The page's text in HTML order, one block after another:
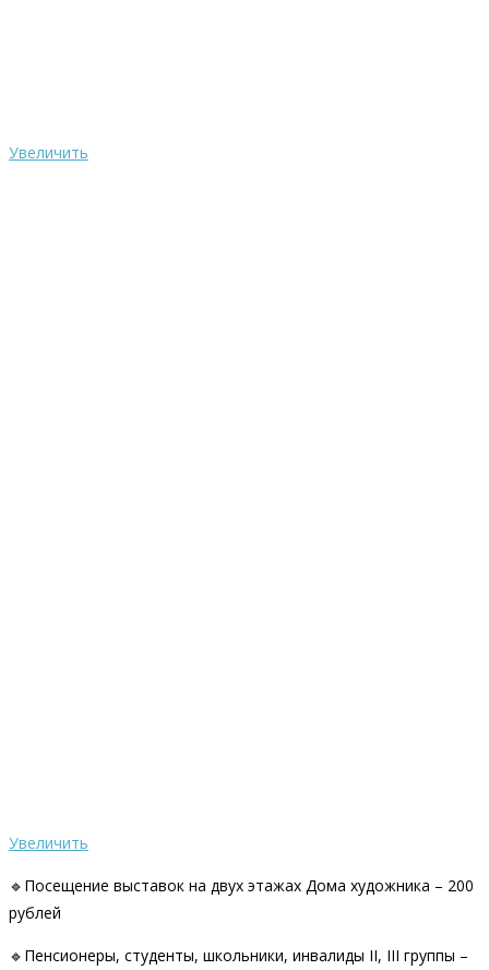
Увеличить
Увеличить
🔹Посещение выставок на двух этажах Дома художника – 200
рублей
🔹Пенсионеры, студенты, школьники, инвалиды II, III группы –